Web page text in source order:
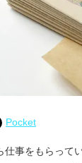
Pocket
仕事をもらって